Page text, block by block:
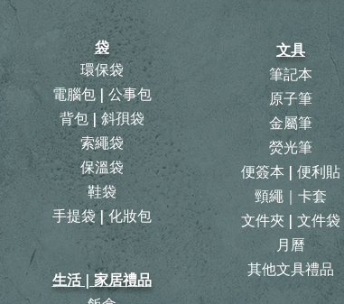
袋
環保袋
電腦包 | 公事包
背包|斜孭袋
​索繩袋
保溫袋
鞋袋
手提袋 | 化妝包
生活 | 家居禮品
文具
筆記本
原子筆
金屬筆
熒光筆
便簽本 | 便利貼
頸繩｜卡套
文件夾 | 文件袋
月曆
​其他文具禮品